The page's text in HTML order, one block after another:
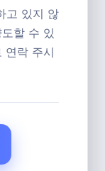
고 있지 않
할 수 있
연락 주시